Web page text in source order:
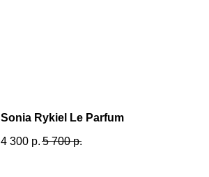
Sonia Rykiel Le Parfum
4 300 р. 5 700 р.